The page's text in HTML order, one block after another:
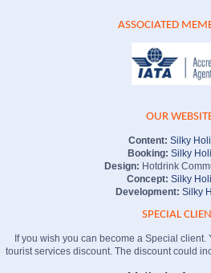
ASSOCIATED
OUR
Content: Silky
Booking: Silky
Design: Hotdrink
Concept: Silky
Development: Silky
SPECIAL
If you wish you can become a Special client.
tourist services discount. The discount could